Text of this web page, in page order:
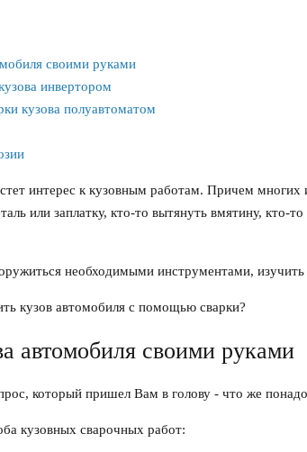
своими руками
инвертором
кузова полуавтоматом
интерес к кузовным работам. Причем многих
или заплатку, кто-то вытянуть вмятину, кто-
необходимыми инструментами,
кузов автомобиля с помощью сварки?
автомобиля своими руками
который пришел Вам в голову - что же
кузовных сварочных работ: